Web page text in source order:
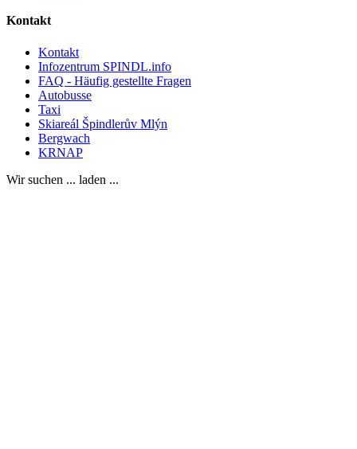
Kontakt
Kontakt
Infozentrum SPINDL.info
FAQ - Häufig gestellte Fragen
Autobusse
Taxi
Skiareál Špindlerův Mlýn
Bergwach
KRNAP
Wir suchen ... laden ...